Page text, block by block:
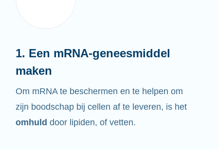
1. Een mRNA-geneesmiddel
maken
Om mRNA te beschermen en te helpen om
zijn boodschap bij cellen af te leveren, is het
omhuld door lipiden, of vetten.